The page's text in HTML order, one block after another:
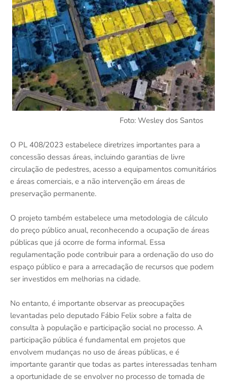
Foto: Wesley dos Santos
O PL 408/2023 estabelece diretrizes importantes para a
concessão dessas áreas, incluindo garantias de livre
circulação de pedestres, acesso a equipamentos comunitários
e áreas comerciais, e a não intervenção em áreas de
preservação permanente.
O projeto também estabelece uma metodologia de cálculo
do preço público anual, reconhecendo a ocupação de áreas
públicas que já ocorre de forma informal. Essa
regulamentação pode contribuir para a ordenação do uso do
espaço público e para a arrecadação de recursos que podem
ser investidos em melhorias na cidade.
No entanto, é importante observar as preocupações
levantadas pelo deputado Fábio Felix sobre a falta de
consulta à população e participação social no processo. A
participação pública é fundamental em projetos que
envolvem mudanças no uso de áreas públicas, e é
importante garantir que todas as partes interessadas tenham
a oportunidade de se envolver no processo de tomada de